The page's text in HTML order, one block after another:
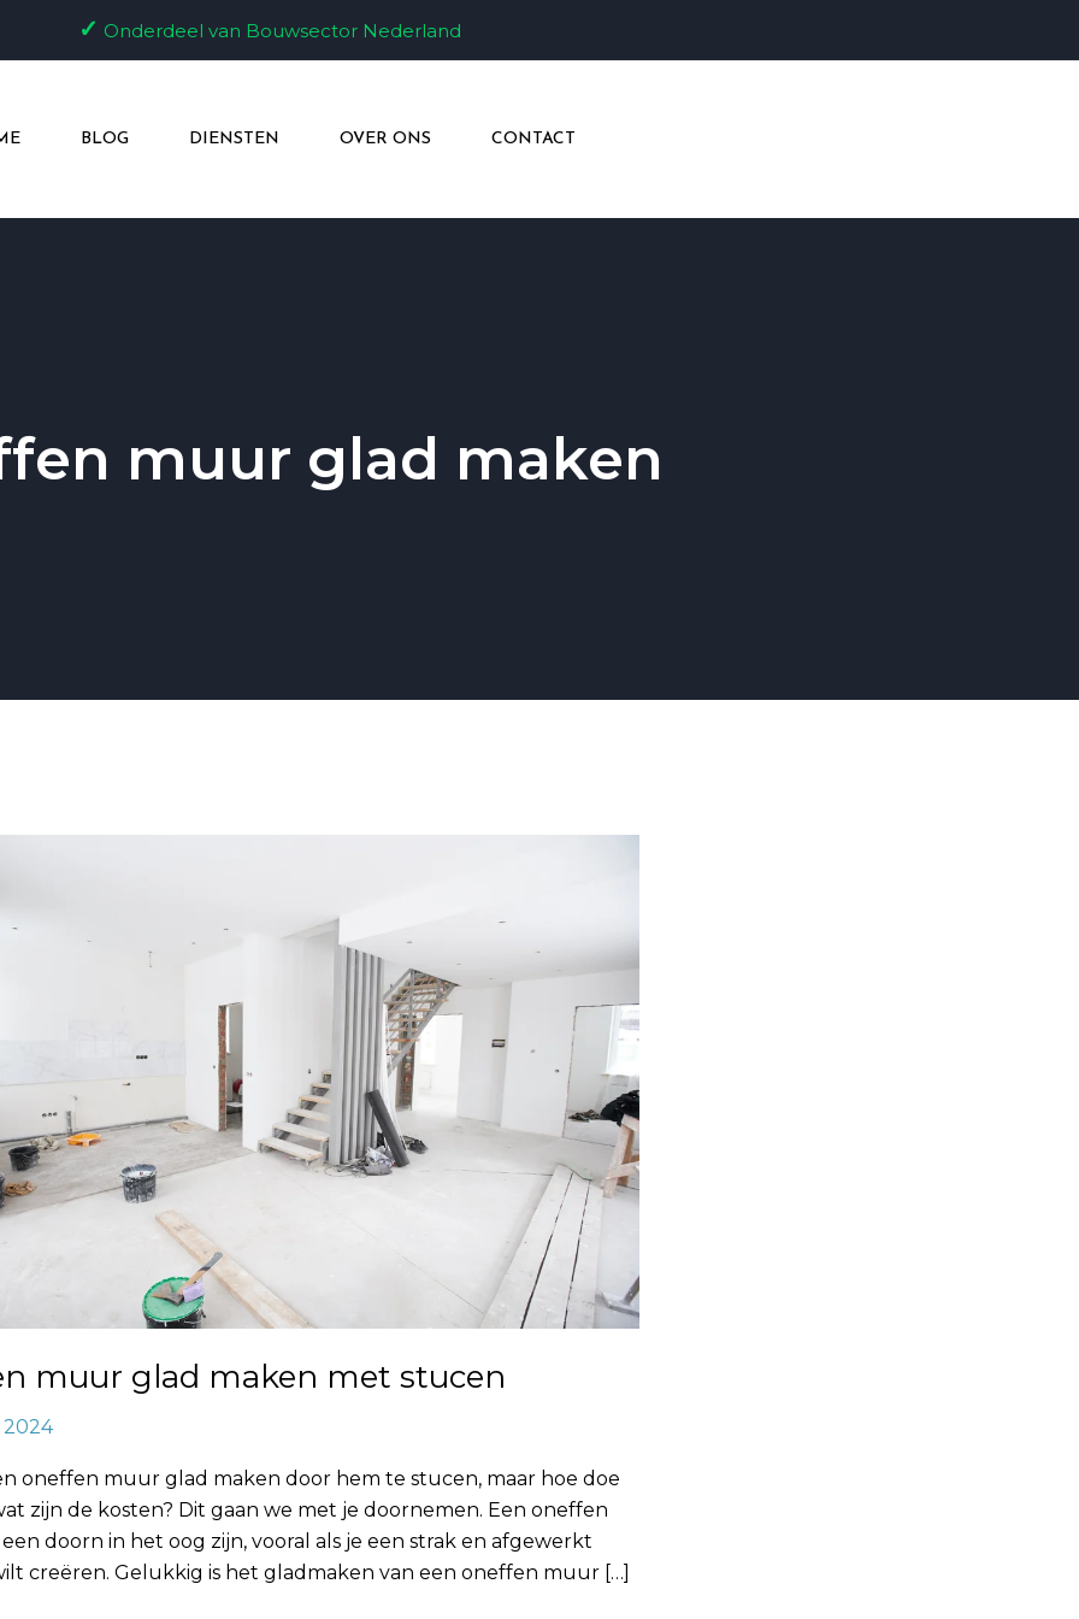
✓ Onderdeel van Bouwsector Nederland
BLOG DIENSTEN OVER ONS CONTACT
muur glad maken
muur glad maken met stucen
oneffen muur glad maken door hem te stucen, maar hoe doe
zijn de kosten? Dit gaan we met je doornemen. Een oneffen
doorn in het oog zijn, vooral als je een strak en afgewerkt
creëren. Gelukkig is het gladmaken van een oneffen muur […]